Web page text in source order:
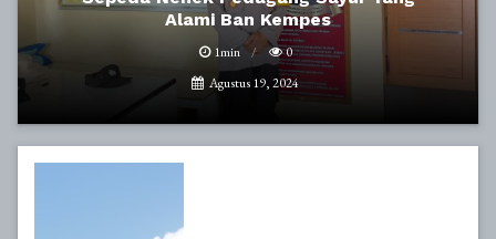
Alami Ban Kempes
1min
0
Agustus 19, 2024